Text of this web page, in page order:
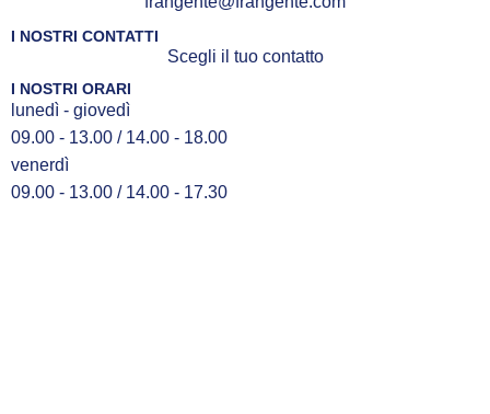
I NOSTRI CONTATTI
Scegli il tuo contatto
I NOSTRI ORARI
lunedì - giovedì
09.00 - 13.00 / 14.00 - 18.00
venerdì
09.00 - 13.00 / 14.00 - 17.30